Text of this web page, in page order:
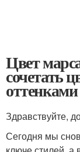
Цвет
сочетать
оттенками
Здравствуйте,
Сегодня мы